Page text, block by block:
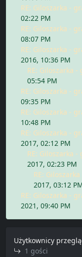
RE: Giloszarka -
02:22 PM
RE: Giloszarka -
08:07 PM
RE: Giloszarka -
2016, 10:36 PM
RE: Giloszarka -
05:54 PM
RE: Giloszarka -
09:35 PM
RE: Giloszarka -
10:48 PM
RE: Giloszarka -
2017, 02:12 PM
RE: Giloszarka -
2017, 02:23 PM
RE:
2017, 03:12
RE: Giloszarka -
2021, 09:40 PM
Użytkownicy
1 gości